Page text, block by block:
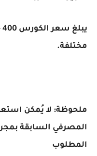
مختلفة.
ملحوظة: لا يُمكن
المصرفي السابقة
المطلوب